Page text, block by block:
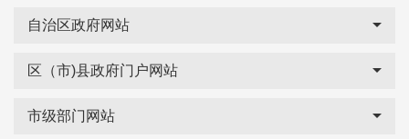
自治区政府网站
区（市)县政府门户网站
市级部门网站